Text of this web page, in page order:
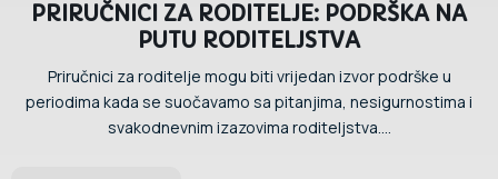
PRIRUČNICI ZA RODITELJE: PODRŠKA NA
PUTU RODITELJSTVA
Priručnici za roditelje mogu biti vrijedan izvor podrške u
periodima kada se suočavamo sa pitanjima, nesigurnostima i
svakodnevnim izazovima roditeljstva....